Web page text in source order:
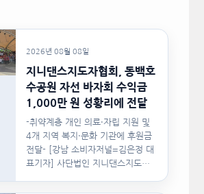
2026년 08월 08일
지니댄스지도자협회, 동백호
수공원 자선 바자회 수익금
1,000만 원 성황리에 전달
-취약계층 개인 의료·자립 지원 및
4개 지역 복지·문화 기관에 후원금
전달- [강남 소비자저널=김은정 대
표기자] 사단법인 지니댄스지도자